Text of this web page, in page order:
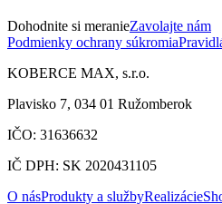
Dohodnite si meranieZavolajte nám
Podmienky ochrany súkromia
KOBERCE MAX, s.r.o.
Plavisko 7, 034 01 Ružomberok
IČO: 31636632
IČ DPH: SK 2020431105
O násProdukty a službyRealizácie